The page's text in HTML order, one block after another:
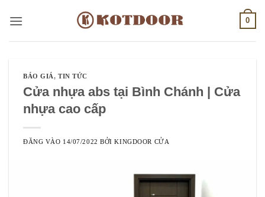
qua
0
BÁO GIÁ,TIN TỨC
Cửa nhựa abs tại Bình Chánh | Cửa
nhựa cao cấp
ĐĂNG VÀO 14/07/2022 BỞIKINGDOOR CỬA